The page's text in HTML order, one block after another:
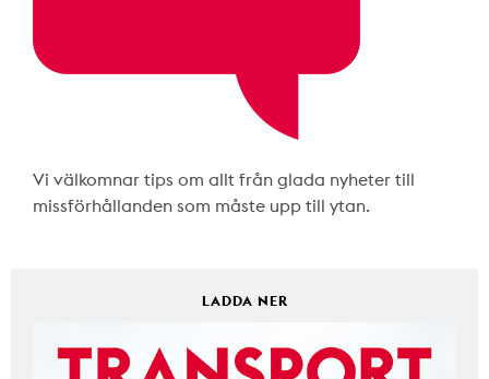
Vi välkomnar tips om allt från glada nyheter till
missförhållanden som måste upp till ytan.
LADDA NER